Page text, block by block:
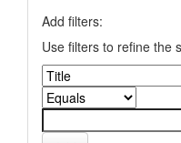
Add filters:
Use filters to refine the